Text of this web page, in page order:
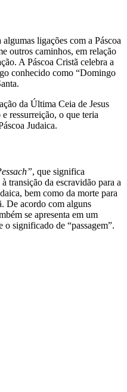
ligações com a Páscoa
outros caminhos, em relação
A Páscoa Cristã celebra a
conhecido como “Domingo
da Última Ceia de Jesus
ressurreição, o que teria
Judaica.
, que significa
transição da escravidão para a
bem como da morte para
De acordo com alguns
se apresenta em um
o significado de “passagem”.